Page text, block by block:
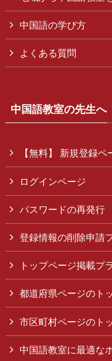
中国語の学び方
よくある質問
中国語教室の先生へ
【無料】 新規登録ペ
ログインページ
パスワードの再発行
登録情報の削除申請
トップページ掲載プ
都道府県ページのト
市区町村ページのト
中国語教室に最適な